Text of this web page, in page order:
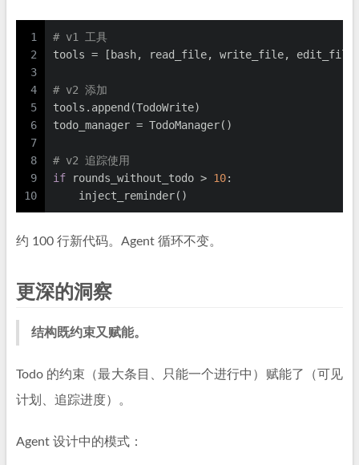
1
2
3
4
5
6
7
8
9
10
# v1 工具
tools = [bash, read_file, write_file,
# v2 添加
tools.append(TodoWrite)
todo_manager = TodoManager()
# v2 追踪使用
if rounds_without_todo > 10:
    inject_reminder()
约 100 行新代码。Agent 循环不变。
更深的洞察
结构既约束又赋能。
Todo 的约束（最大条目、只能一个进行中）赋能了（可见
计划、追踪进度）。
Agent 设计中的模式：